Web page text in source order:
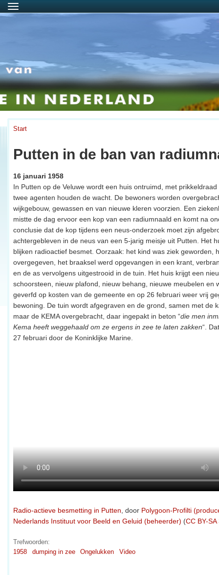
Menu
Start
Putten in de ban van
16 januari 1958
In Putten op de Veluwe wordt een huis ontruimd, met
twee agenten houden de wacht. De bewoners worden
wijkgebouw, gewassen en van nieuwe kleren voorzien. Een
mistte de dag ervoor een kop van een radiumnaald en komt na
conclusie dat de kop tijdens een neus-onderzoek moet zijn
achtergebleven in de neus van een 5-jarig meisje uit Putten. Het
blijken radioactief besmet. Oorzaak: het kind was ziek geworden,
overgegeven, het braaksel werd opgevangen in een krant,
en de as vervolgens uitgestrooid in de tuin. Het huis krijgt een
schoorsteen, nieuw plafond, nieuw behang, nieuwe meubelen en
geverfd op kosten van de gemeente en op 26 februari weer vrij
bewoning. De tuin wordt afgegraven en de grond, samen met de
maar de KEMA overgebracht, daar ingepakt in beton “die men
Kema heeft weggehaald om ze ergens in zee te laten zakken“.
27 februari door de Koninklijke Marine.
Radio-actieve besmetting in Putten , door Polygoon-Profilti
Nederlands Instituut voor Beeld en Geluid (beheerder) (CC BY-SA
Trefwoorden:
1958
dumping in zee Ongelukken Video